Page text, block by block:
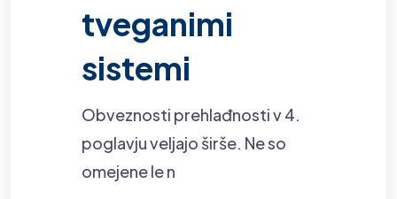
tveganimi
sistemi
Obveznosti prehlađnosti v 4.
poglavju veljajo širše. Ne so
omejene le n